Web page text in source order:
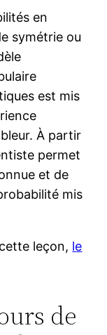
en
symétrie ou
est mis
À partir
permet
et de
mis
leçon, le
de